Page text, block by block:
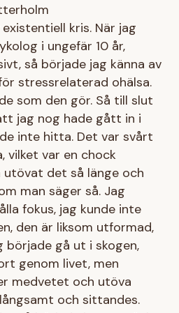
kris. När jag
i ungefär 10 år,
så började jag känna av
stressrelaterad ohälsa.
som den gör. Så till slut
jag nog hade gått in i
inte hitta. Det var svårt
vilket var en chock
det så länge och
man säger så. Jag
fokus, jag kunde inte
den är liksom utformad,
började gå ut i skogen,
genom livet, men
medvetet och utöva
och sittandes.